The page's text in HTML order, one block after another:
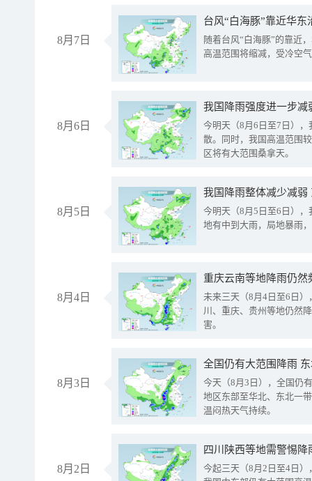
8月7日
台风“白海豚”靠近华
随着台风“白海豚”的靠近
高温范围将缩减，受冷空
8月6日
今明天（8月6日至7日）
散。同时，我国高温范围
区将有大范围桑拿天。
8月5日
我国降雨整体减少减弱
今明天（8月5日至6日）
地有中到大雨，局地暴雨
8月4日
重庆云南等地降雨仍然
未来三天（8月4日至6日
川、重庆、贵州等地仍然
害。
8月3日
全国仍有大范围降雨
今天（8月3日），全国仍
地区东部至华北、东北一
温闷热天气持续。
8月2日
今起三天（8月2日至4日